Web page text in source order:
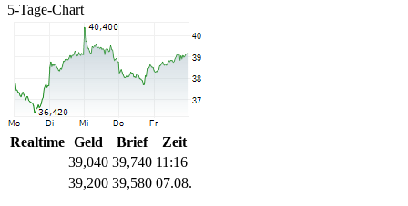
5-Tage-Chart
Realtime Geld Brief
Zeit
39,040 39,740 11:16
39,200 39,580 07.08.